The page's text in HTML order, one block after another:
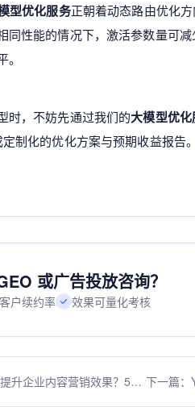
型优化服务正朝着动态路由优化
同性能的情况下，激活参数量可
时，不妨先通过我们的大模型优
制化的优化方案与预期收益报告
或广告投放咨询？
户续约率 效果可量化考核
升企业内容营销效果？5个 下一篇：